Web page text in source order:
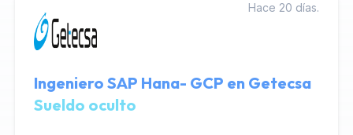
Hace 20 días.
Ingeniero SAP Hana- GCP en Getecsa
Sueldo oculto